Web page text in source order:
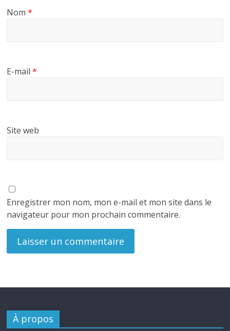
Nom*
E-mail*
Site web
Enregistrer mon nom, mon e-mail et mon site dans le
navigateur pour mon prochain commentaire.
À propos